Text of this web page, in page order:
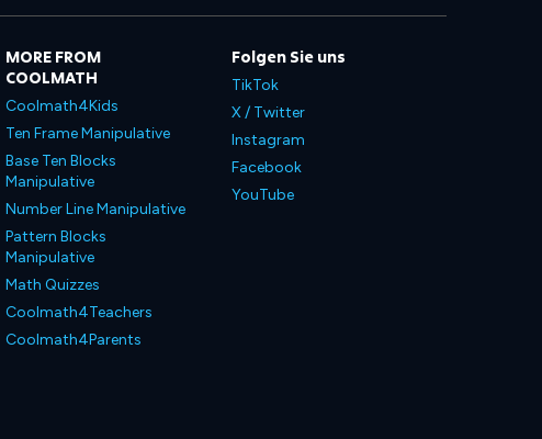
MORE FROM
COOLMATH
Coolmath4Kids
Ten Frame Manipulative
Base Ten Blocks
Manipulative
Number Line Manipulative
Pattern Blocks
Manipulative
Math Quizzes
Coolmath4Teachers
Coolmath4Parents
Folgen Sie uns
TikTok
X / Twitter
Instagram
Facebook
YouTube